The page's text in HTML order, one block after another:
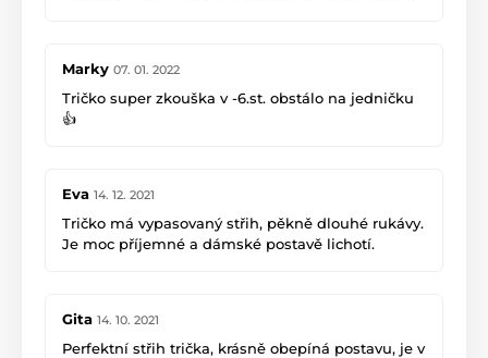
den přesouváme a potřebujeme vyprat. Další
výhodou je malý objem a nízká hmotnost - na
motorce máme omezený skladovací prostor a
Marky 07. 01. 2022
Tričko super zkouška v -6.st. obstálo na jedničku
👍
Eva 14. 12. 2021
Tričko má vypasovaný střih, pěkně dlouhé rukávy.
Je moc příjemné a dámské postavě lichotí.
Gita 14. 10. 2021
Perfektní střih trička, krásně obepíná postavu, je v